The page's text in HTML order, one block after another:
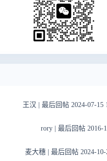
王汉 最后回帖 2024-07-15
rory 最后回帖 2016-
麦大穗 最后回帖 2024-